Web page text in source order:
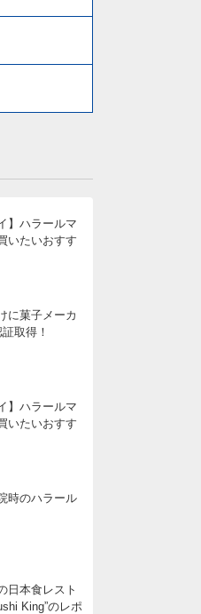
】ハラールマ
いたいおすす
に菓子メーカ
取得！
】ハラールマ
いたいおすす
時のハラール
日本食レスト
King”のレポ